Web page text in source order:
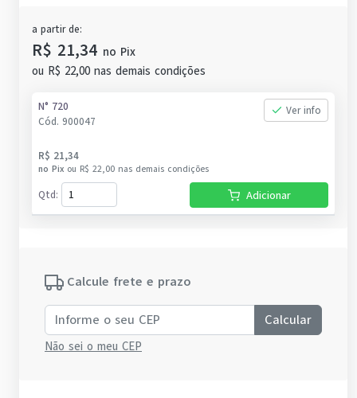
a partir de:
R$ 21,34 no Pix
ou R$ 22,00 nas demais condições
N° 720
Cód. 900047
Ver info
R$ 21,34
no Pix ou R$ 22,00 nas demais condições
Qtd: Adicionar
Calcule frete e prazo
Calcular
Não sei o meu CEP